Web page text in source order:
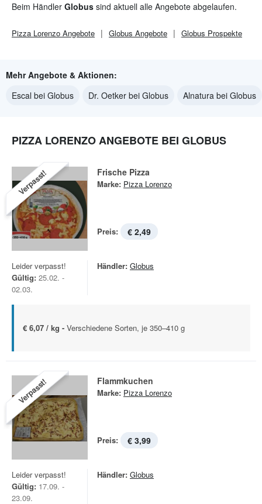
Beim Händler Globus sind aktuell alle Angebote abgelaufen.
Pizza Lorenzo Angebote Globus Angebote Globus Prospekte
Mehr Angebote & Aktionen:
Escal bei Globus
Dr. Oetker bei Globus Alnatura bei Globus
PIZZA LORENZO ANGEBOTE BEI GLOBUS
Verpasst! Frische Pizza
Marke: Pizza Lorenzo
Preis: € 2,49
Leider verpasst!
Gültig: 25.02. -
02.03.
Händler: Globus
€ 6,07 / kg - Verschiedene Sorten, je 350–410 g
Verpasst! Flammkuchen
Marke: Pizza Lorenzo
Preis: € 3,99
Leider verpasst!
Gültig: 17.09. -
23.09.
Händler: Globus